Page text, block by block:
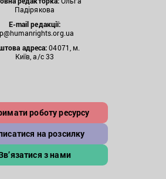
Падірякова
E-mail редакції:
адреса:04071, м.
Київ, а/с 33
роботу ресурсу
на розсилку
з нами